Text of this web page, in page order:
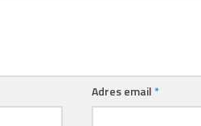
Adres email*